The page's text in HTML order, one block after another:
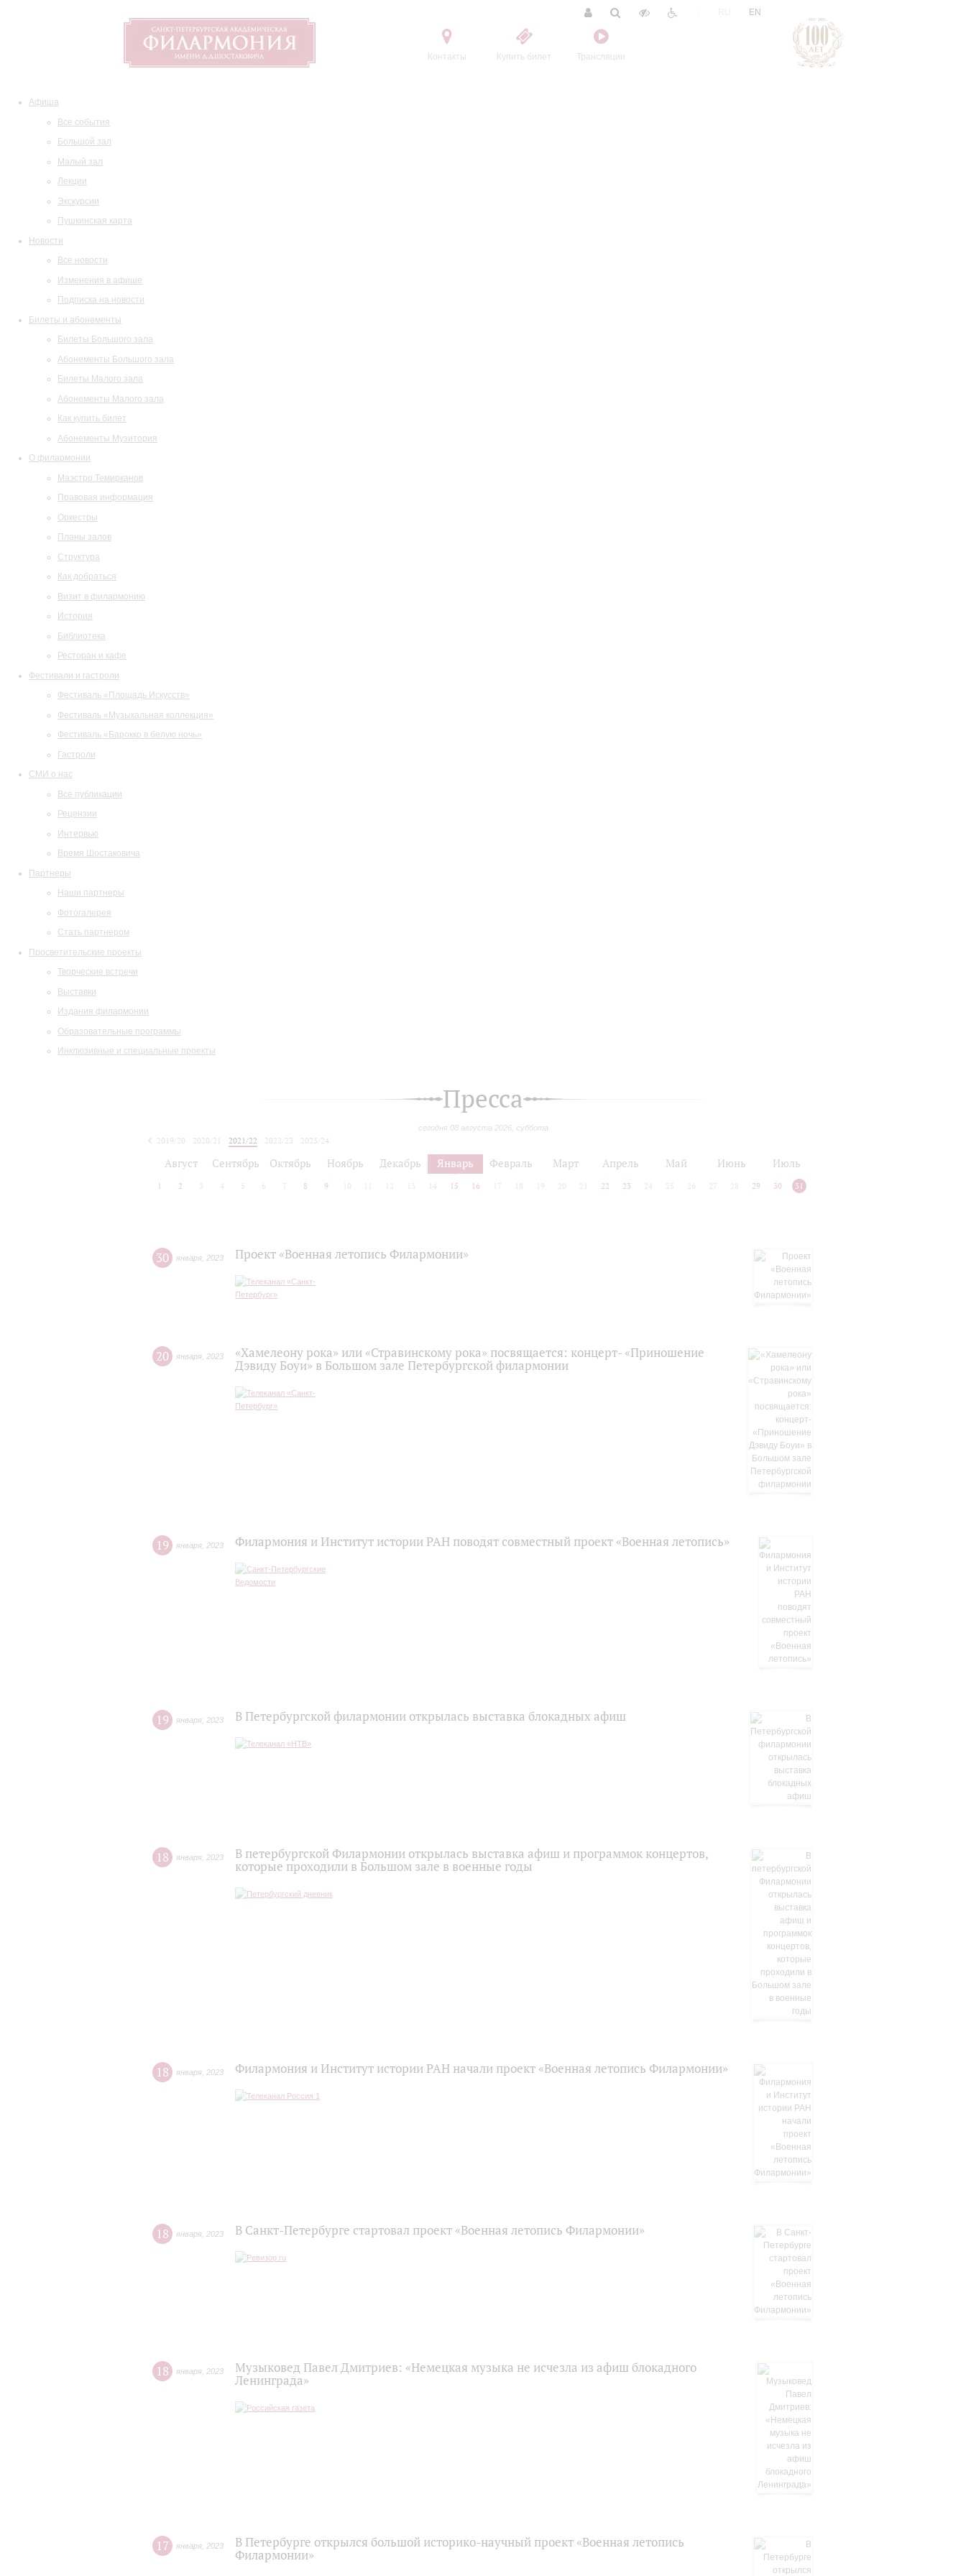
Контакты Купить билет Трансляции
EN
Афиша
Все события
Большой зал
Малый зал
Лекции
Экскурсии
Пушкинская карта
Новости
Все новости
Изменения в афише
Подписка на новости
Билеты и абонементы
Билеты Большого зала
Абонементы Большого зала
Билеты Малого зала
Абонементы Малого зала
Как купить билет
Абонементы Музитория
О филармонии
Маэстро Темирканов
Правовая информация
Оркестры
Планы залов
Структура
Как добраться
Визит в филармонию
История
Библиотека
Ресторан и кафе
Фестивали и гастроли
Фестиваль «Площадь Искусств»
Фестиваль «Музыкальная коллекция»
Фестиваль «Барокко в белую ночь»
Гастроли
СМИ о нас
Все публикации
Рецензии
Интервью
Время Шостаковича
Партнеры
Наши партнеры
Фотогалерея
Стать партнером
Просветительские проекты
Творческие встречи
Выставки
Издания филармонии
Образовательные программы
Инклюзивные и специальные проекты
Пресса
сегодня 08 августа 2026, суббота
2019/20 2020/21 2021/22 2022/23
2023/24
Август Сентябрь Октябрь Ноябрь Декабрь Январь Февраль Март Апрель Май Июнь Июль
1 2 3 4 5 6 7 8 9 10 12 13 14 15 16 17 18 19 20 21 22 23 24 25 26 27 28 29 30 31
30 января 2023 Проект «Военная летопись Филармонии»
20 января 2023
«Хамелеону рока» или «Стравинскому рока» посвящается: концерт- «Приношение
Дэвиду Боуи» в Большом зале Петербургской филармонии
19 января 2023 Филармония и Институт истории РАН поводят совместный проект «Военная летопись»
19 января 2023 В Петербургской филармонии открылась выставка блокадных афиш
18 января 2023
В петербургской Филармонии открылась выставка афиш и программок концертов,
которые проходили в Большом зале в военные годы
18 января 2023 Филармония и Институт истории РАН начали проект «Военная летопись Филармонии»
18 января 2023 В Санкт-Петербурге стартовал проект «Военная летопись Филармонии»
18 января 2023
Музыковед Павел Дмитриев: «Немецкая музыка не исчезла из афиш блокадного
Ленинграда»
17 января 2023
В Петербурге открылся большой историко-научный проект «Военная летопись
Филармонии»